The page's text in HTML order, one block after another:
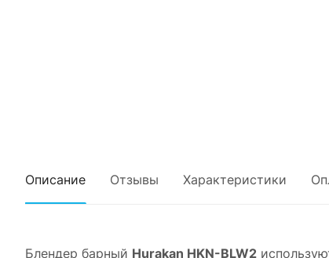
Описание Отзывы Характеристики
Блендер барный Hurakan HKN-BLW2